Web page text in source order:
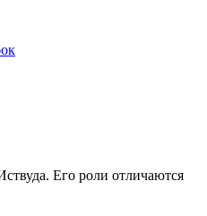
Его роли отличаются